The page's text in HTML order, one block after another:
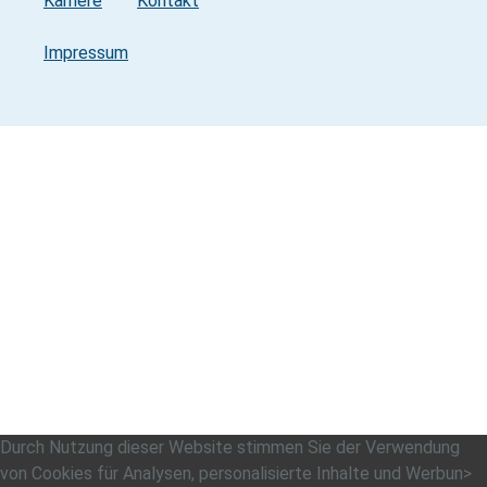
Impressum
Durch Nutzung dieser Website stimmen Sie der Verwendung
von Cookies für Analysen, personalisierte Inhalte und Werbun>